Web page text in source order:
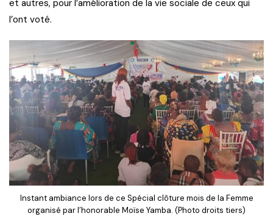
et autres, pour l’amélioration de la vie sociale de ceux qui
l’ont voté.
Instant ambiance lors de ce Spécial clôture mois de la Femme
organisé par l’honorable Moïse Yamba. (Photo droits tiers)